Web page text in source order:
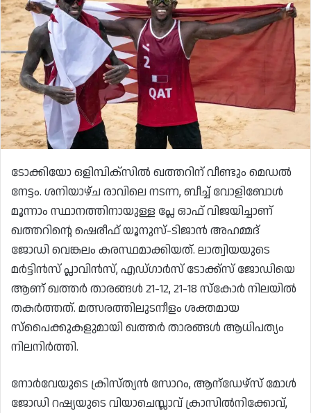
ടോക്കിയോ ഒളിമ്പിക്സിൽ ഖത്തറിന് വീണ്ടും മെഡൽ
നേട്ടം. ശനിയാഴ്ച രാവിലെ നടന്ന, ബീച്ച് വോളിബോൾ
മൂന്നാം സ്ഥാനത്തിനായുള്ള പ്ലേ ഓഫ് വിജയിച്ചാണ്
ഖത്തറിന്റെ ഷെരീഫ് യൂനുസ്-ടിജാൻ അഹമ്മദ്
ജോഡി വെങ്കലം കരസ്ഥമാക്കിയത്. ലാത്വിയയുടെ
മർട്ടിൻസ് പ്ലാവിൻസ്, എഡ്ഗാർസ് ടോക്ക്‌സ് ജോഡിയെ
ആണ് ഖത്തർ താരങ്ങൾ 21-12, 21-18 സ്‌കോർ നിലയിൽ
തകർത്തത്. മത്സരത്തിലുടനീളം ശക്തമായ
സ്പൈക്കുകളുമായി ഖത്തർ താരങ്ങൾ ആധിപത്യം
നിലനിർത്തി.
നോർവേയുടെ ക്രിസ്ത്യൻ സോറം, ആന്ഡേഴ്‌സ് മോൾ
ജോഡി റഷ്യയുടെ വിയാചെസ്ലാവ് ക്രാസിൽനിക്കോവ്,